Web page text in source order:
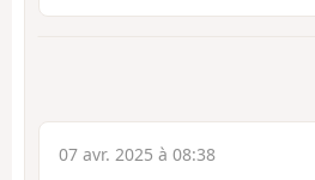
07 avr. 2025 à 08:38